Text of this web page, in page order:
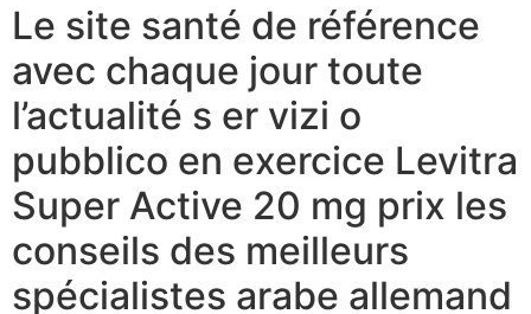
Le site santé de référence
avec chaque jour toute
l’actualité s er vizi o
pubblico en exercice Levitra
Super Active 20 mg prix les
conseils des meilleurs
spécialistes arabe allemand